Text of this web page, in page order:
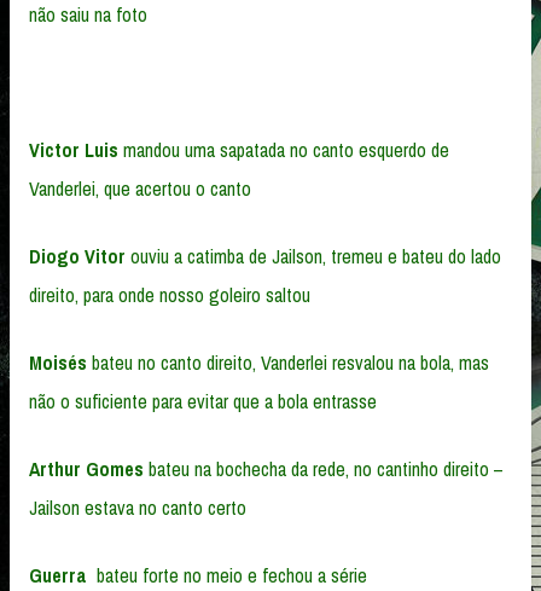
não saiu na foto
Victor Luis mandou uma sapatada no canto esquerdo de
Vanderlei, que acertou o canto
Diogo Vitor ouviu a catimba de Jailson, tremeu e bateu do lado
direito, para onde nosso goleiro saltou
Moisés bateu no canto direito, Vanderlei resvalou na bola, mas
não o suficiente para evitar que a bola entrasse
Arthur Gomes bateu na bochecha da rede, no cantinho direito –
Jailson estava no canto certo
Guerra bateu forte no meio e fechou a série